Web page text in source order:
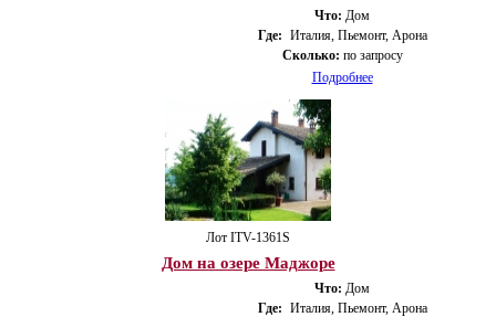
Что: Дом
Где: Италия, Пьемонт, Арона
Сколько: по запросу
Подробнее
Лот ITV-1361S
Дом на озере Маджоре
Что: Дом
Где: Италия, Пьемонт, Арона